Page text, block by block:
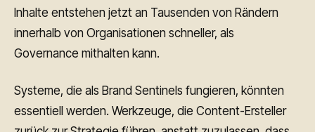
Inhalte entstehen jetzt an Tausenden von Rändern
innerhalb von Organisationen schneller, als
Governance mithalten kann.
Systeme, die als Brand Sentinels fungieren, könnten
essentiell werden. Werkzeuge, die Content-Ersteller